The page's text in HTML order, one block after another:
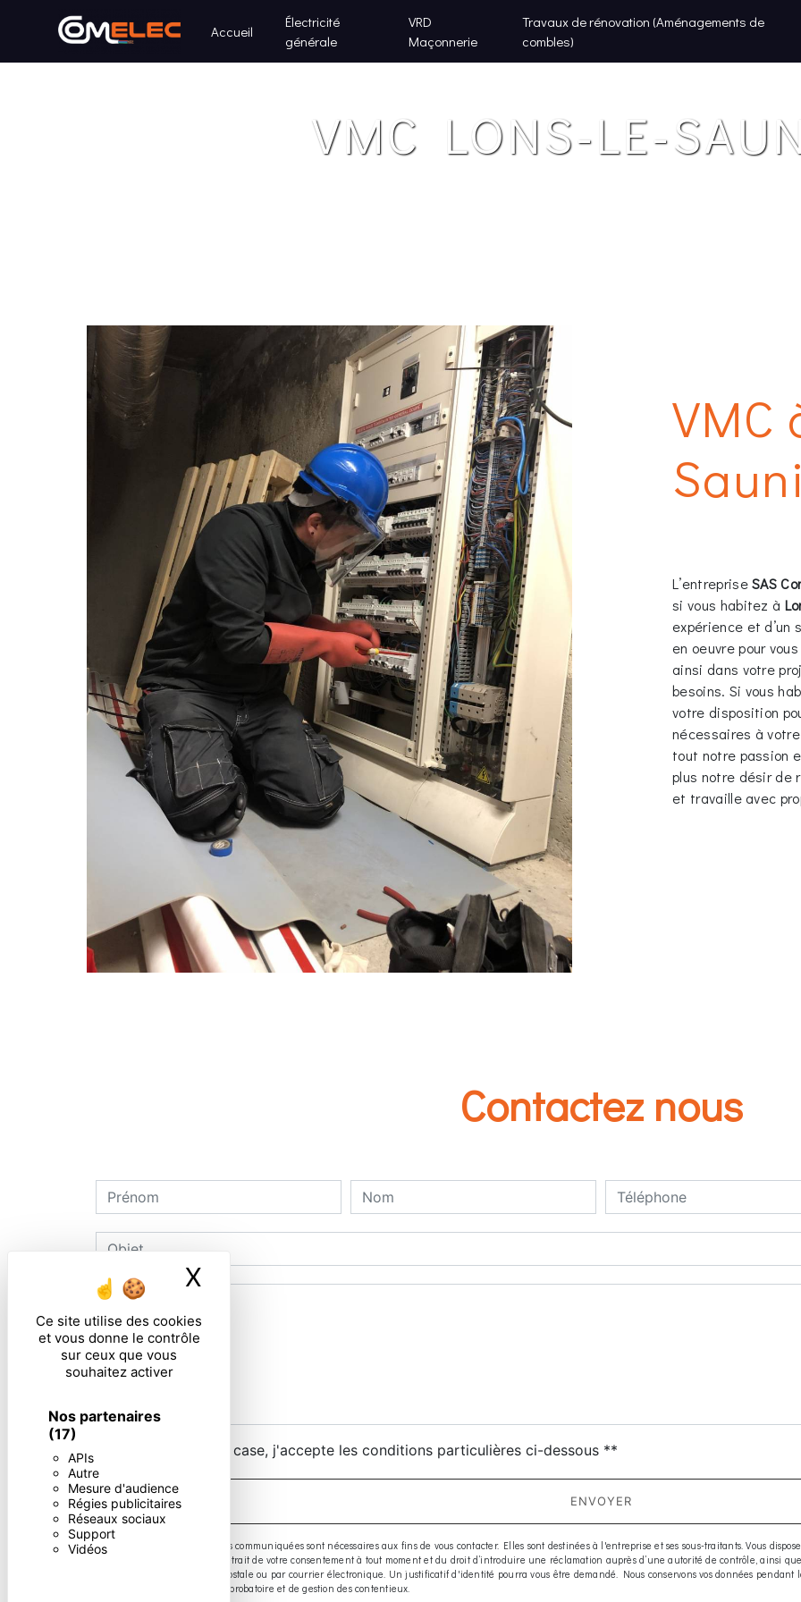
Panneau de gestion des cookies
Ce site utilise des cookies
et vous donne le contrôle
sur ceux que vous
souhaitez activer
Nos partenaires
(17)
APIs
Autre
Mesure d'audience
Régies publicitaires
Réseaux sociaux
Support
Vidéos
X Masquer le bandeau des cookies
Accueil
Électricité
générale
VRD
Maçonnerie
Travaux de rénovation (Aménagements de
combles)
VMC LONS-LE-
VMC
L’entrepriseSAS
si vous habitez à
expérience et
en oeuvre pour
ainsi dans votre
besoins. Si vous
votre disposition
nécessaires à
tout notre passion
plus notre désir de
et travaille avec
Contactez nous
En cochant cette case, j'accepte les conditions particulières ci-dessous **
ENVOYER
** Les données personnelles communiquées sont nécessaires aux fins de vous contacter. Elles sont destinées à l'entreprise et ses sous-traitants. Vous
limitation, d’opposition, de retrait de votre consentement à tout moment et du droit d’introduire une réclamation auprès d’une autorité de contrôle, ainsi
exercer ces droits par voie postale ou par courrier électronique. Un justificatif d'identité pourra vous être demandé. Nous conservons vos données
prescription légale aux fins probatoire et de gestion des contentieux.